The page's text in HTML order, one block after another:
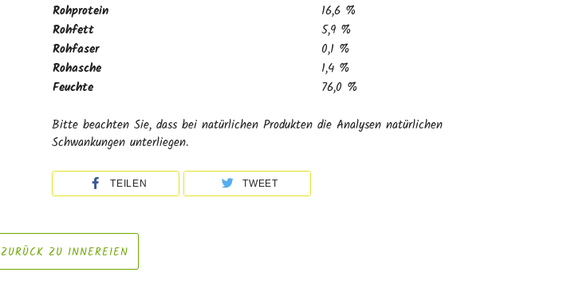
Rohprotein
16,6 %
Rohfett
5,9 %
Rohfaser
0,1 %
Rohasche
1,4 %
Feuchte
76,0 %
Bitte beachten Sie, dass bei natürlichen Produkten die Analysen natürlichen
Schwankungen unterliegen.
TEILEN TWEET
ZURÜCK ZU INNEREIEN